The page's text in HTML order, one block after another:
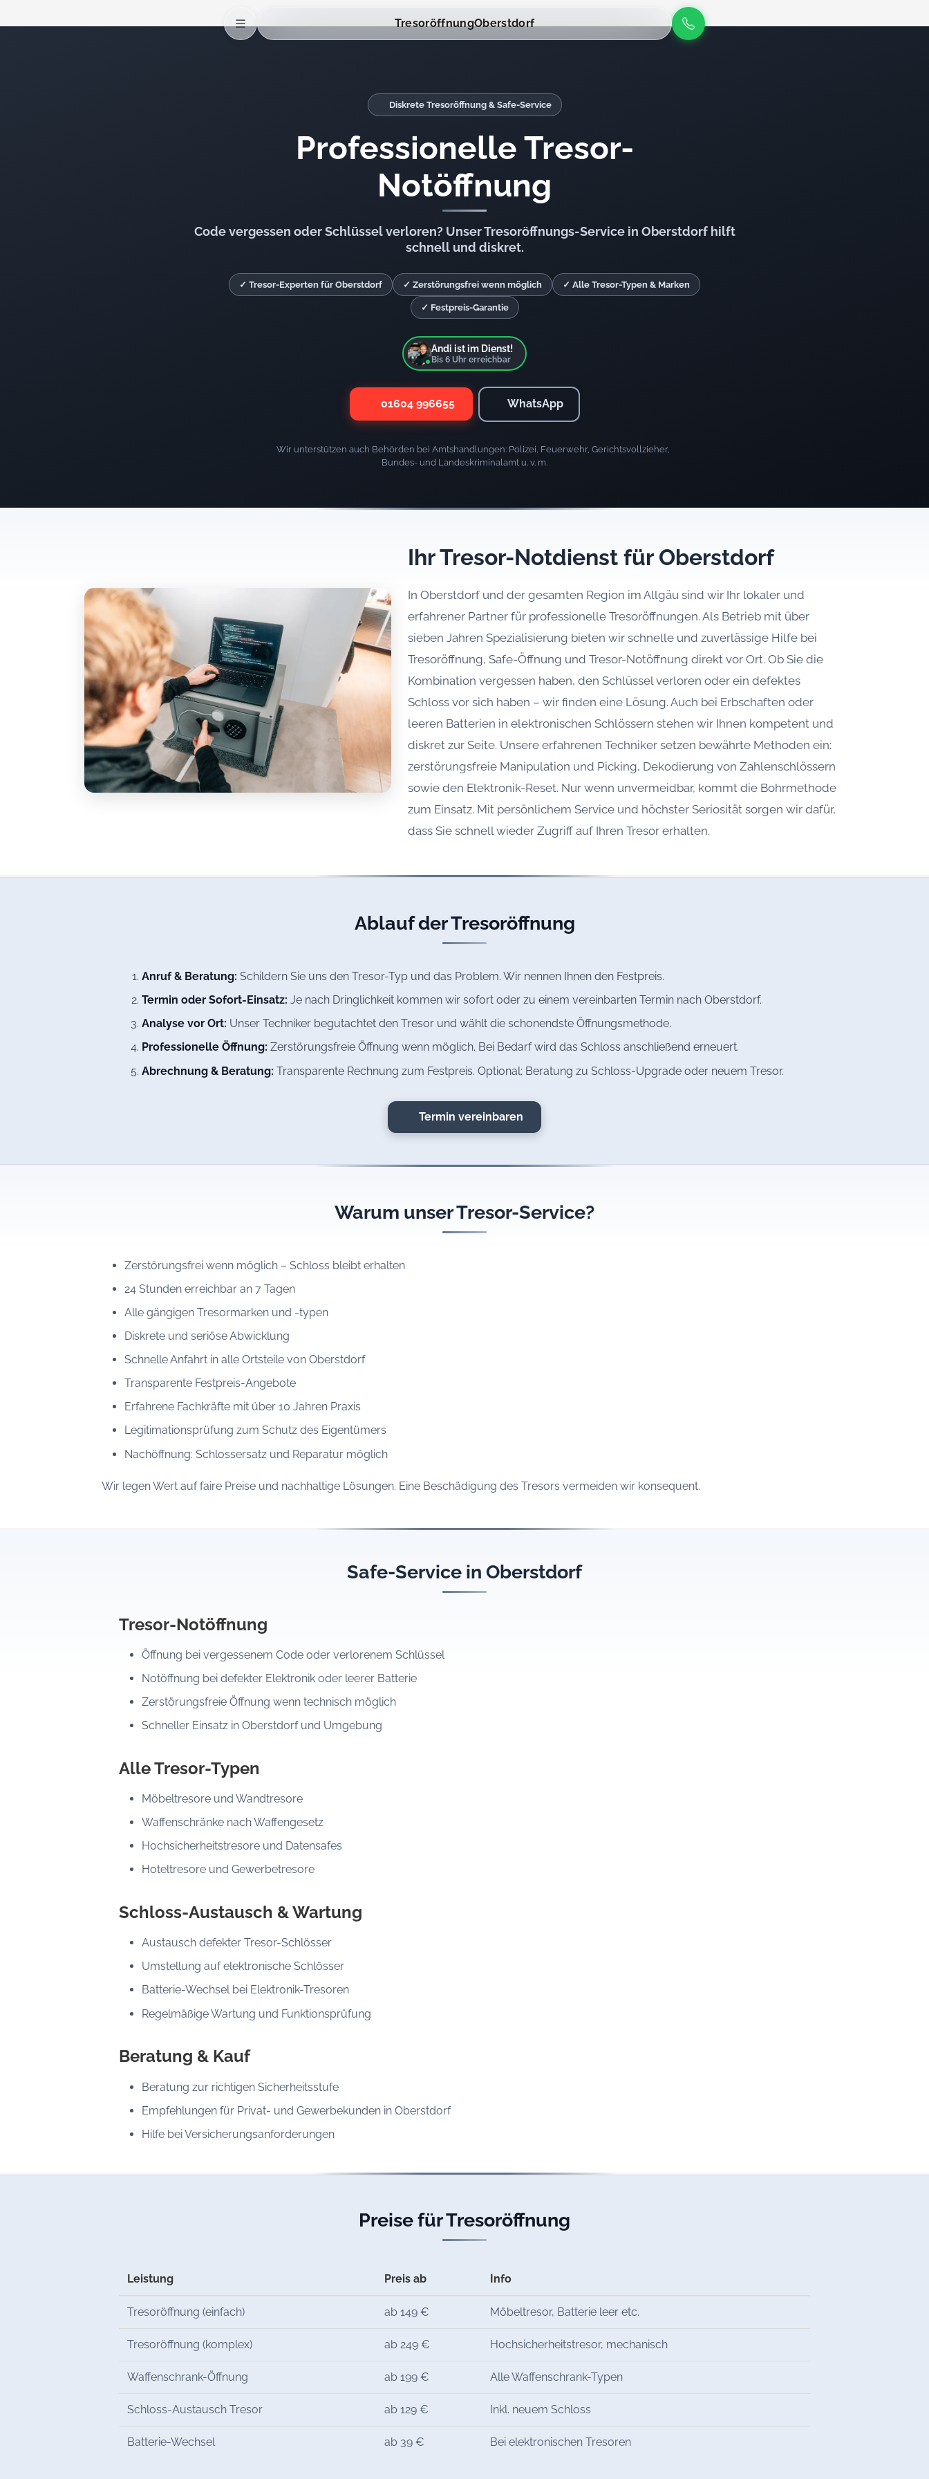
TresoröffnungOberstdorf
Diskrete Tresoröffnung & Safe-Service
Professionelle Tresor-
Notöffnung
Code vergessen oder Schlüssel verloren? Unser Tresoröffnungs-Service in Oberstdorf hilft
schnell und diskret.
✓ Tresor-Experten für Oberstdorf ✓ Zerstörungsfrei wenn möglich ✓ Alle Tresor-Typen & Marken
✓ Festpreis-Garantie
Andi ist im Dienst!
Bis 6 Uhr erreichbar
01604 996655 WhatsApp
Wir unterstützen auch Behörden bei Amtshandlungen: Polizei, Feuerwehr, Gerichtsvollzieher,
Bundes- und Landeskriminalamt u. v. m.
Ihr Tresor-Notdienst für Oberstdorf
In Oberstdorf und der gesamten Region im Allgäu sind wir Ihr lokaler und
erfahrener Partner für professionelle Tresoröffnungen. Als Betrieb mit über
sieben Jahren Spezialisierung bieten wir schnelle und zuverlässige Hilfe bei
Tresoröffnung, Safe-Öffnung und Tresor-Notöffnung direkt vor Ort. Ob Sie die
Kombination vergessen haben, den Schlüssel verloren oder ein defektes
Schloss vor sich haben – wir finden eine Lösung. Auch bei Erbschaften oder
leeren Batterien in elektronischen Schlössern stehen wir Ihnen kompetent und
diskret zur Seite. Unsere erfahrenen Techniker setzen bewährte Methoden ein:
zerstörungsfreie Manipulation und Picking, Dekodierung von Zahlenschlössern
sowie den Elektronik-Reset. Nur wenn unvermeidbar, kommt die Bohrmethode
zum Einsatz. Mit persönlichem Service und höchster Seriosität sorgen wir dafür,
dass Sie schnell wieder Zugriff auf Ihren Tresor erhalten.
Ablauf der Tresoröffnung
Anruf & Beratung: Schildern Sie uns den Tresor-Typ und das Problem. Wir nennen Ihnen den Festpreis.
Termin oder Sofort-Einsatz: Je nach Dringlichkeit kommen wir sofort oder zu einem vereinbarten Termin nach Oberstdorf.
Analyse vor Ort: Unser Techniker begutachtet den Tresor und wählt die schonendste Öffnungsmethode.
Professionelle Öffnung: Zerstörungsfreie Öffnung wenn möglich. Bei Bedarf wird das Schloss anschließend erneuert.
Abrechnung & Beratung: Transparente Rechnung zum Festpreis. Optional: Beratung zu Schloss-Upgrade oder neuem Tresor.
Termin vereinbaren
Warum unser Tresor-Service?
Zerstörungsfrei wenn möglich – Schloss bleibt erhalten
24 Stunden erreichbar an 7 Tagen
Alle gängigen Tresormarken und -typen
Diskrete und seriöse Abwicklung
Schnelle Anfahrt in alle Ortsteile von Oberstdorf
Transparente Festpreis-Angebote
Erfahrene Fachkräfte mit über 10 Jahren Praxis
Legitimationsprüfung zum Schutz des Eigentümers
Nachöffnung: Schlossersatz und Reparatur möglich
Wir legen Wert auf faire Preise und nachhaltige Lösungen. Eine Beschädigung des Tresors vermeiden wir konsequent.
Safe-Service in Oberstdorf
Tresor-Notöffnung
Öffnung bei vergessenem Code oder verlorenem Schlüssel
Notöffnung bei defekter Elektronik oder leerer Batterie
Zerstörungsfreie Öffnung wenn technisch möglich
Schneller Einsatz in Oberstdorf und Umgebung
Alle Tresor-Typen
Möbeltresore und Wandtresore
Waffenschränke nach Waffengesetz
Hochsicherheitstresore und Datensafes
Hoteltresore und Gewerbetresore
Schloss-Austausch & Wartung
Austausch defekter Tresor-Schlösser
Umstellung auf elektronische Schlösser
Batterie-Wechsel bei Elektronik-Tresoren
Regelmäßige Wartung und Funktionsprüfung
Beratung & Kauf
Beratung zur richtigen Sicherheitsstufe
Empfehlungen für Privat- und Gewerbekunden in Oberstdorf
Hilfe bei Versicherungsanforderungen
Preise für Tresoröffnung
Leistung Preis ab Info
Tresoröffnung (einfach) ab 149 € Möbeltresor, Batterie leer etc.
Tresoröffnung (komplex) ab 249 € Hochsicherheitstresor, mechanisch
Waffenschrank-Öffnung ab 199 € Alle Waffenschrank-Typen
Schloss-Austausch Tresor ab 129 € Inkl. neuem Schloss
Batterie-Wechsel ab 39 € Bei elektronischen Tresoren